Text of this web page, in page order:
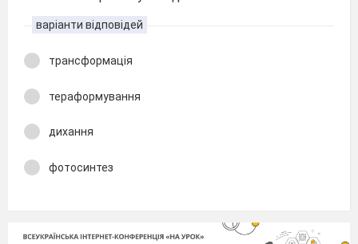
варіанти відповідей
трансформація
тераформування
дихання
фотосинтез